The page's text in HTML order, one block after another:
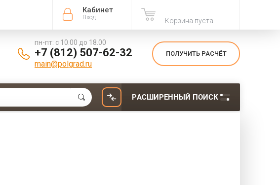
Кабинет
Вход Корзина пуста
пн-пт: с 10.00 до 18.00
+7 (812) 507-62-32
main@polgrad.ru
ПОЛУЧИТЬ РАСЧЁТ
РАСШИРЕННЫЙ ПОИСК